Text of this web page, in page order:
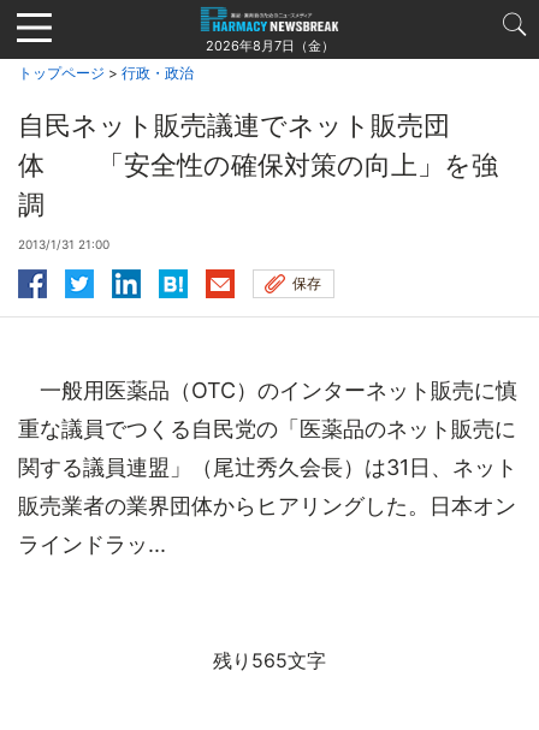
Jump
to
navigation
2026年8月7日（金）
トップページ > 行政・政治
自民ネット販売議連でネット販売団
体 「安全性の確保対策の向上」を強
調
2013/1/31 21:00
保存
一般用医薬品（OTC）のインターネット販売に慎
重な議員でつくる自民党の「医薬品のネット販売に
関する議員連盟」（尾辻秀久会長）は31日、ネット
販売業者の業界団体からヒアリングした。日本オン
ラインドラッ...
残り565文字